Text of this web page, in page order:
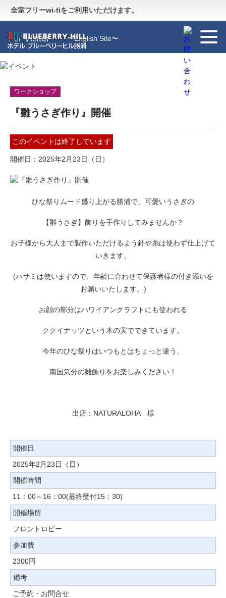
全室フリーwi-fiをご利用いただけます。
Guide 〜施設のご案内〜
For Visitor 〜English Site〜
ワークショップ
『雛うさぎ作り』開催
このイベントは終了しています
開催日 2025年2月23日（日）
ひな祭りムード盛り上がる勝浦で、可愛いうさぎの
【雛うさぎ】飾りを手作りしてみませんか？
お子様から大人まで製作いただけるよう針や糸は使わず仕上げて
いきます。
(ハサミは使いますので、年齢に合わせて保護者様の付き添いを
お願いいたします。)
お顔の部分はハワイアンクラフトにも使われる
ククイナッツという木の実でできています。
今年のひな祭りはいつもとはちょっと違う、
南国気分の雛飾りをお楽しみください！
出店：NATURALOHA 様
開催日
2025年2月23日（日）
開催時間
11：00～16：00(最終受付15：30)
開催場所
フロントロビー
参加費
2300円
備考
ご予約・お問合せ